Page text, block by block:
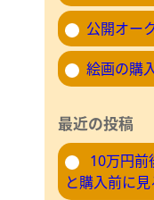
公開オー
絵画の購
最近の投稿
10万円前
と購入前に